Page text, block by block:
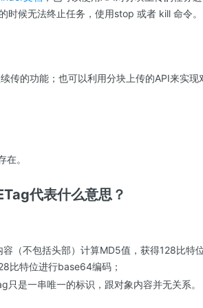
时候无法终止任务，使用stop 或者 kill 命令。
传的功能；也可以利用分块上传的API来实
在。
代表什么意思？
（不包括头部）计算MD5值，获得128比特
比特位进行base64编码；
是一串唯一的标识，跟对象内容并无关系。